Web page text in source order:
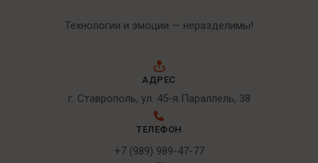
Технологии и эмоции — неразделимы!
АДРЕС
г. Ставрополь, ул. 45-я Параллель, 38
ТЕЛЕФОН
+7 (989) 989-47-77